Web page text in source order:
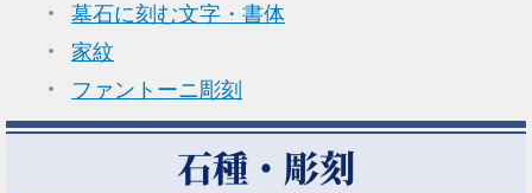
墓石に刻む文字・書体
家紋
ファントーニ彫刻
石種・彫刻